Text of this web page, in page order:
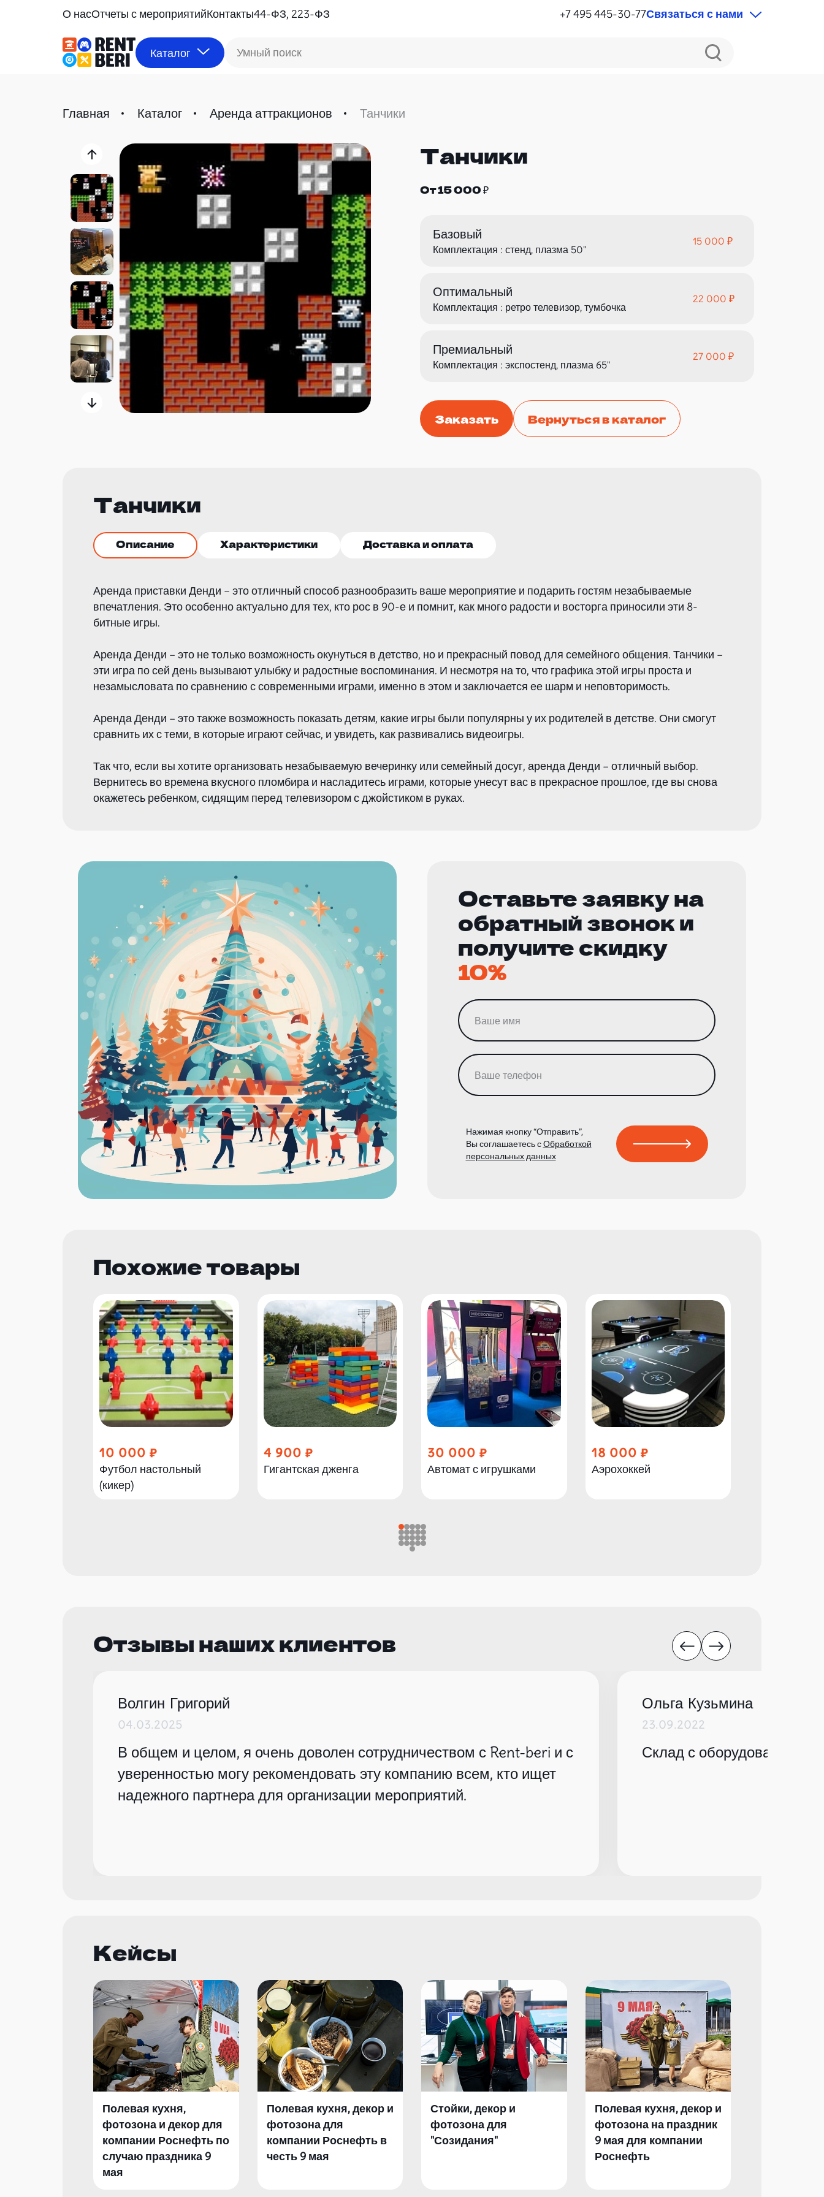
О насОтчеты с мероприятийКонтакты44-ФЗ, 223-ФЗ +7 495 445-30-77Связаться с нами
Каталог Умный поиск
Главная Каталог Аренда аттракционов Танчики
Танчики
От 15 000 ₽
Базовый
Комплектация : стенд, плазма 50"
15 000 ₽
Оптимальный
Комплектация : ретро телевизор, тумбочка
22 000 ₽
Премиальный
Комплектация : экспостенд, плазма 65"
27 000 ₽
Заказать Вернуться в каталог
Танчики
Описание Характеристики Доставка и оплата
Аренда приставки Денди – это отличный способ разнообразить ваше мероприятие и подарить гостям незабываемые
впечатления. Это особенно актуально для тех, кто рос в 90-е и помнит, как много радости и восторга приносили эти 8-
битные игры.
Аренда Денди – это не только возможность окунуться в детство, но и прекрасный повод для семейного общения. Танчики –
эти игра по сей день вызывают улыбку и радостные воспоминания. И несмотря на то, что графика этой игры проста и
незамысловата по сравнению с современными играми, именно в этом и заключается ее шарм и неповторимость.
Аренда Денди – это также возможность показать детям, какие игры были популярны у их родителей в детстве. Они смогут
сравнить их с теми, в которые играют сейчас, и увидеть, как развивались видеоигры.
Так что, если вы хотите организовать незабываемую вечеринку или семейный досуг, аренда Денди – отличный выбор.
Вернитесь во времена вкусного пломбира и насладитесь играми, которые унесут вас в прекрасное прошлое, где вы снова
окажетесь ребенком, сидящим перед телевизором с джойстиком в руках.
Оставьте заявку на
обратный звонок и
получите скидку
10%
Нажимая кнопку “Отправить”,
Вы соглашаетесь сОбработкой
персональных данных
Похожие товары
10 000
Футбол настольный
(кикер)
4 900
Гигантская дженга
30 000
Автомат с игрушками
18 000
Аэрохоккей
Отзывы наших клиентов
Волгин Григорий
04.03.2025
В общем и целом, я очень доволен сотрудничеством с Rent-beri и с
уверенностью могу рекомендовать эту компанию всем, кто ищет
надежного партнера для организации мероприятий.
Ольга Кузьмина
23.09.2022
Склад с оборудованием
Кейсы
Полевая кухня,
фотозона и декор для
компании Роснефть по
случаю праздника 9
мая
Полевая кухня, декор и
фотозона для
компании Роснефть в
честь 9 мая
Стойки, декор и
фотозона для
"Созидания"
Полевая кухня, декор и
фотозона на праздник
9 мая для компании
Роснефть